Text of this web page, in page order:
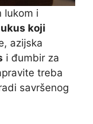
lukom i
ukus koji
azijska
i đumbir za
treba
savršenog